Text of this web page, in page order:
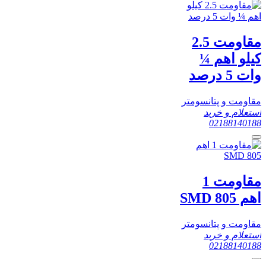
مقاومت 2.5
کیلو اهم ¼
وات 5 درصد
مقاومت و پتانسومتر
استعلام و خرید
02188140188
مقاومت 1
اهم SMD 805
مقاومت و پتانسومتر
استعلام و خرید
02188140188